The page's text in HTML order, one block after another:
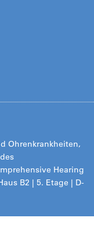
Ohrenkrankheiten,
Hearing
B2 | 5. Etage | D-